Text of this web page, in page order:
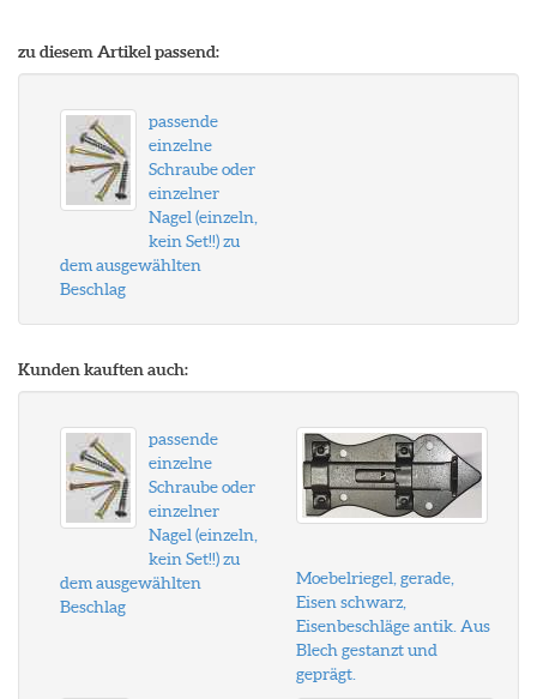
zu diesem Artikel passend:
passende
einzelne
Schraube oder
einzelner
Nagel (einzeln,
kein Set!!) zu
dem ausgewählten
Beschlag
Kunden kauften auch:
passende
einzelne
Schraube oder
einzelner
Nagel (einzeln,
kein Set!!) zu
dem ausgewählten
Beschlag
Moebelriegel, gerade,
Eisen schwarz,
Eisenbeschläge antik. Aus
Blech gestanzt und
geprägt.